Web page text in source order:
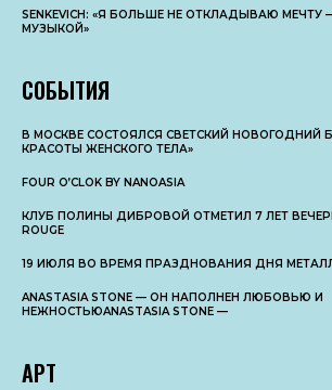
SENKEVICH: «Я БОЛЬШЕ НЕ ОТКЛАДЫВАЮ МЕЧТУ
МУЗЫКОЙ»
СОБЫТИЯ
В МОСКВЕ СОСТОЯЛСЯ СВЕТСКИЙ НОВОГОДНИЙ
КРАСОТЫ ЖЕНСКОГО ТЕЛА»
FOUR O’CLOK BY NANOASIA
КЛУБ ПОЛИНЫ ДИБРОВОЙ ОТМЕТИЛ 7 ЛЕТ
ROUGE
19 ИЮЛЯ ВО ВРЕМЯ ПРАЗДНОВАНИЯ ДНЯ
ANASTASIA STONE — ОН НАПОЛНЕН ЛЮБОВЬЮ И
НЕЖНОСТЬЮANASTASIA STONE —
АРТ